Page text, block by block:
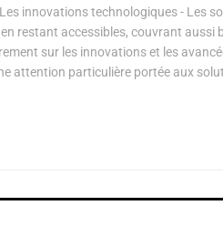
innovations technologiques - Les
restant accessibles, couvrant aussi
sur les innovations et les
attention particulière portée aux